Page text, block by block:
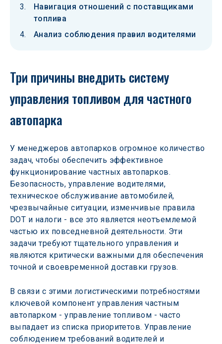
Навигация отношений с поставщиками
топлива
Анализ соблюдения правил водителями
Три причины внедрить систему
управления топливом для частного
автопарка
У менеджеров автопарков огромное количество
задач, чтобы обеспечить эффективное
функционирование частных автопарков.
Безопасность, управление водителями,
техническое обслуживание автомобилей,
чрезвычайные ситуации, изменчивые правила
DOT и налоги - все это является неотъемлемой
частью их повседневной деятельности. Эти
задачи требуют тщательного управления и
являются критически важными для обеспечения
точной и своевременной доставки грузов.
В связи с этими логистическими потребностями
ключевой компонент управления частным
автопарком - управление топливом - часто
выпадает из списка приоритетов. Управление
соблюдением требований водителей и